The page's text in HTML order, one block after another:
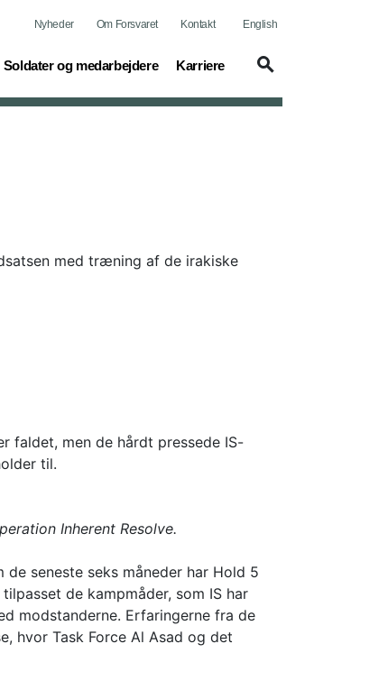
Nyheder Om Forsvaret Kontakt English
Soldater og medarbejdere
(current) Karriere
(current)
med træning af de irakiske
faldet, men de hårdt pressede IS-
til.
Inherent Resolve.
seneste seks måneder har Hold 5
de kampmåder, som IS har
modstanderne. Erfaringerne fra de
hvor Task Force Al Asad og det